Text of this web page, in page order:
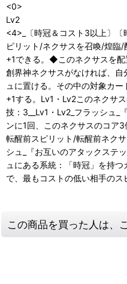
<0>
Lv2
<4>_〔時冠＆コスト3以上〕
ピリット/ネクサスを召喚/煌臨
+1できる。◆このネクサスを
創界神ネクサスがなければ、
ュに置ける。その中の対象カ
+1する。Lv1・Lv2このネクサ
技：3__Lv1・Lv2_フラッシュ_
ンに1回、このネクサスのコア
転醒前スピリット/転醒前ネク
シュ_『お互いのアタックステ
ュにある系統：「時冠」を持
で、最もコストの低い相手のス
この商品を買った人は、